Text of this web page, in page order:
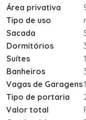
Área privativa
Tipo de uso
Sacada
Dormitórios
Suítes
1
Banheiros
Vagas de Garagens1
Tipo de portaria
Valor total